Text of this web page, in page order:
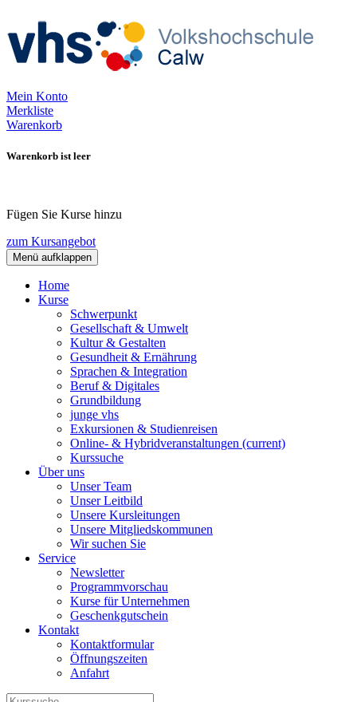
Mein Konto
Merkliste
Warenkorb
Warenkorb ist leer
Fügen Sie Kurse hinzu
zum Kursangebot
Menü aufklappen
Home
Kurse
Schwerpunkt
Gesellschaft & Umwelt
Kultur & Gestalten
Gesundheit & Ernährung
Sprachen & Integration
Beruf & Digitales
Grundbildung
junge vhs
Exkursionen & Studienreisen
Online- & Hybridveranstaltungen (current)
Kurssuche
Über uns
Unser Team
Unser Leitbild
Unsere Kursleitungen
Unsere Mitgliedskommunen
Wir suchen Sie
Service
Newsletter
Programmvorschau
Kurse für Unternehmen
Geschenkgutschein
Kontakt
Kontaktformular
Öffnungszeiten
Anfahrt